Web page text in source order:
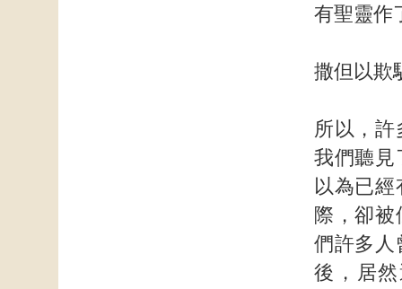
有聖靈作
撒但以欺
所以，
我們聽見
以為已
際，卻
們許多人
後，居